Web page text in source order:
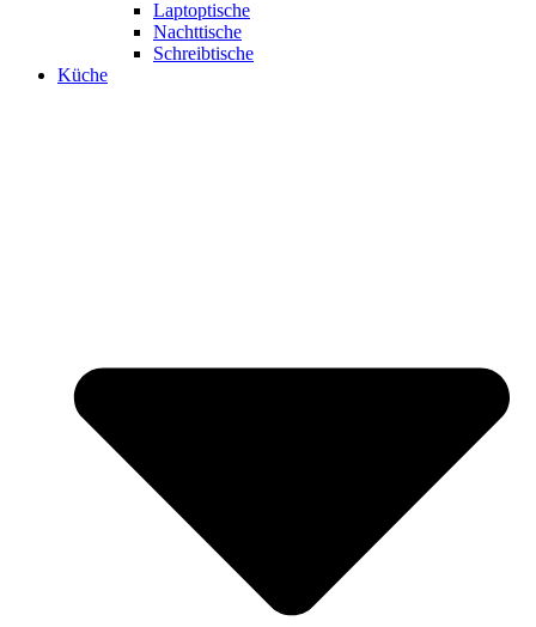
Laptoptische
Nachttische
Schreibtische
Küche